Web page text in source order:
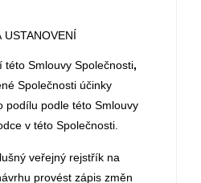
USTANOVENÍ
Smlouvy Společnosti,
Společnosti účinky
podílu podle této Smlouvy
v této Společnosti.
veřejný rejstřík na
provést zápis změn